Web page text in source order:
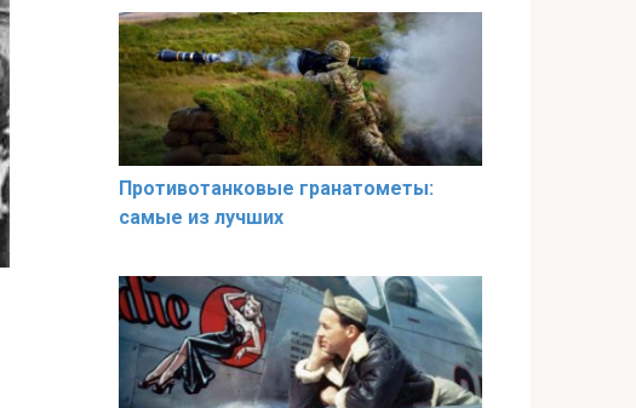
Противотанковые гранатометы:
самые из лучших